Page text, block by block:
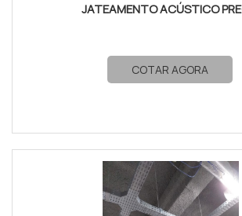
JATEAMENTO ACÚSTICO
COTAR AGORA